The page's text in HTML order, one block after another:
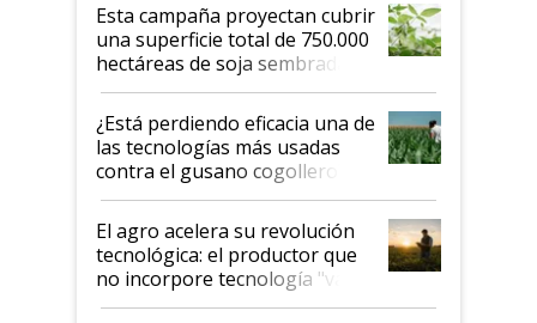
Esta campaña proyectan cubrir
una superficie total de 750.000
hectáreas de soja sembradas
con una nueva generación de
variedades que marcan un
salto tecnológico en genética y
rendimiento
¿Está perdiendo eficacia una de
las tecnologías más usadas
contra el gusano cogollero? El
desafío de una tecnología clave
El agro acelera su revolución
tecnológica: el productor que
no incorpore tecnología "va a
perder el tren"